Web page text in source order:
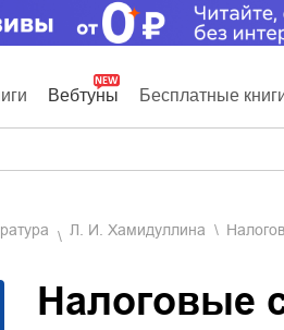
Вебтуны Бесплатные
Л. И. Хамидуллина
Налоговые